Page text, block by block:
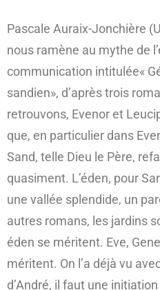
Pascale Auraix-Jonchière
nous ramène au mythe de
communication intitulée«
sandien», d’après trois
retrouvons, Evenor et
que, en particulier dans
Sand, telle Dieu le Père,
quasiment. L’éden, pour
une vallée splendide, un
autres romans, les jardins
éden se méritent. Eve,
méritent. On l’a déjà vu
d’André, il faut une